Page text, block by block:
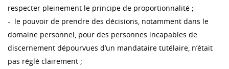
respecter pleinement le principe de proportionnalité ;
- le pouvoir de prendre des décisions, notamment dans le
domaine personnel, pour des personnes incapables de
discernement dépourvues d’un mandataire tutélaire, n’était
pas réglé clairement ;